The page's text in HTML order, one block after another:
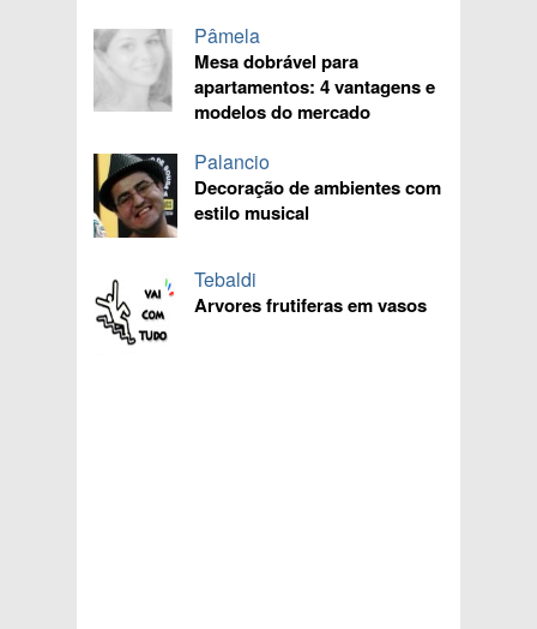
Pâmela
Mesa dobrável para
apartamentos: 4 vantagens e
modelos do mercado
Palancio
Decoração de ambientes com
estilo musical
Tebaldi
Arvores frutiferas em vasos